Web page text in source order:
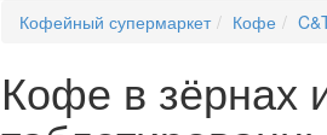
Кофейный супермаркет Кофе
Кофе в зёрнах